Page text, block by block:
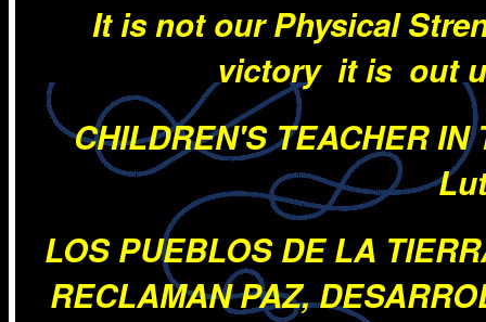
It is not our Physical
victory it is out
CHILDREN'S TEACHER
LOS PUEBLOS DE LA
RECLAMAN PAZ,